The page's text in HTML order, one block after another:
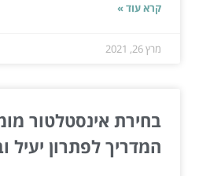
קרא עוד »
מרץ 26, 2021
בחירת אינסטלטור
המדריך לפתרון יעיל